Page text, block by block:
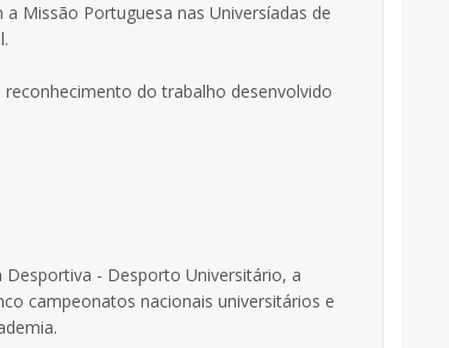
Missão Portuguesa nas Universíadas de
do trabalho desenvolvido
- Desporto Universitário, a
campeonatos nacionais universitários e